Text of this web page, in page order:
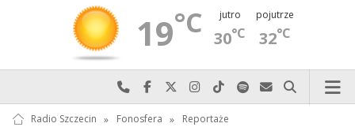
19°C jutro
30°C
pojutrze
32°C
Najlepiej po prostu do nas zadzwoń
Odwiedź nas na Facebook-u
Odwiedź nas na X
Odwiedź nas na Instagram-ie
Odwiedź nas na TikTok-u
Szukaj nas na Spotify
Wyślij do nas
Szukaj
Radio Szczecin » Fonosfera » Reportaże